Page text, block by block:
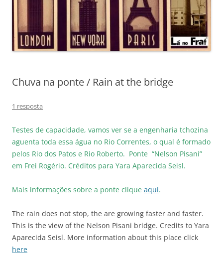
Chuva na ponte / Rain at the bridge
1 resposta
Testes de capacidade, vamos ver se a engenharia tchozina
aguenta toda essa água no Rio Correntes, o qual é formado
pelos Rio dos Patos e Rio Roberto. Ponte “Nelson Pisani”
em Frei Rogério. Créditos para Yara Aparecida Seisl.
Mais informações sobre a ponte clique aqui.
The rain does not stop, the are growing faster and faster.
This is the view of the Nelson Pisani bridge. Credits to Yara
Aparecida Seisl. More information about this place click
here